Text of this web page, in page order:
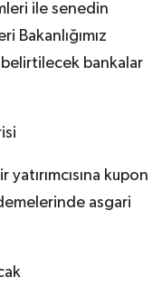
ile senedin
Bakanlığımız
bankalar
kupon
asgari